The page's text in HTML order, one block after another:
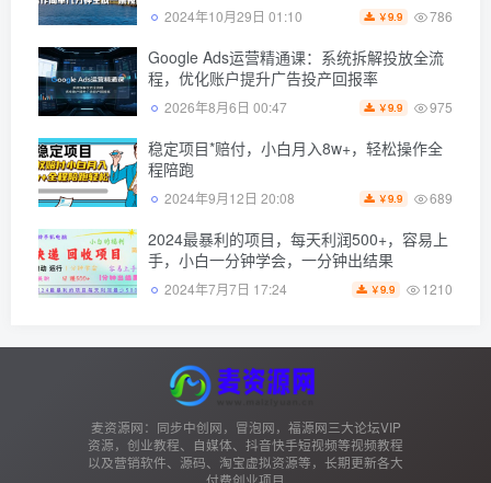
2024年10月29日 01:10 ￥9.9 786
Google Ads运营精通课：系统拆解投放全流
程，优化账户提升广告投产回报率
2026年8月6日 00:47 ￥9.9 975
稳定项目*赔付，小白月入8w+，轻松操作全
程陪跑
2024年9月12日 20:08 ￥9.9 689
2024最暴利的项目，每天利润500+，容易上
手，小白一分钟学会，一分钟出结果
2024年7月7日 17:24 ￥9.9 1210
麦资源网：同步中创网，冒泡网，福源网三大论坛VIP
资源，创业教程、自媒体、抖音快手短视频等视频教程
以及营销软件、源码、淘宝虚拟资源等，长期更新各大